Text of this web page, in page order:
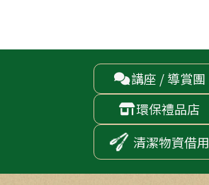
講座 / 導賞團
環保禮品店
清潔物資借用